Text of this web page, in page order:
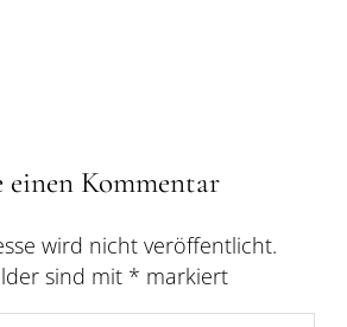
einen Kommentar
wird nicht veröffentlicht.
sind mit * markiert